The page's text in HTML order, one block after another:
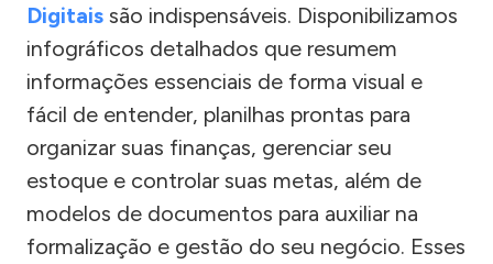
Digitais são indispensáveis. Disponibilizamos
infográficos detalhados que resumem
informações essenciais de forma visual e
fácil de entender, planilhas prontas para
organizar suas finanças, gerenciar seu
estoque e controlar suas metas, além de
modelos de documentos para auxiliar na
formalização e gestão do seu negócio. Esses